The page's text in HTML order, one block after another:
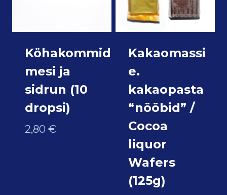
Köhakommid
mesi ja
sidrun (10
dropsi)
2,80 €
Kakaomassi
e.
kakaopasta
“nööbid” /
Cocoa
liquor
Wafers
(125g)